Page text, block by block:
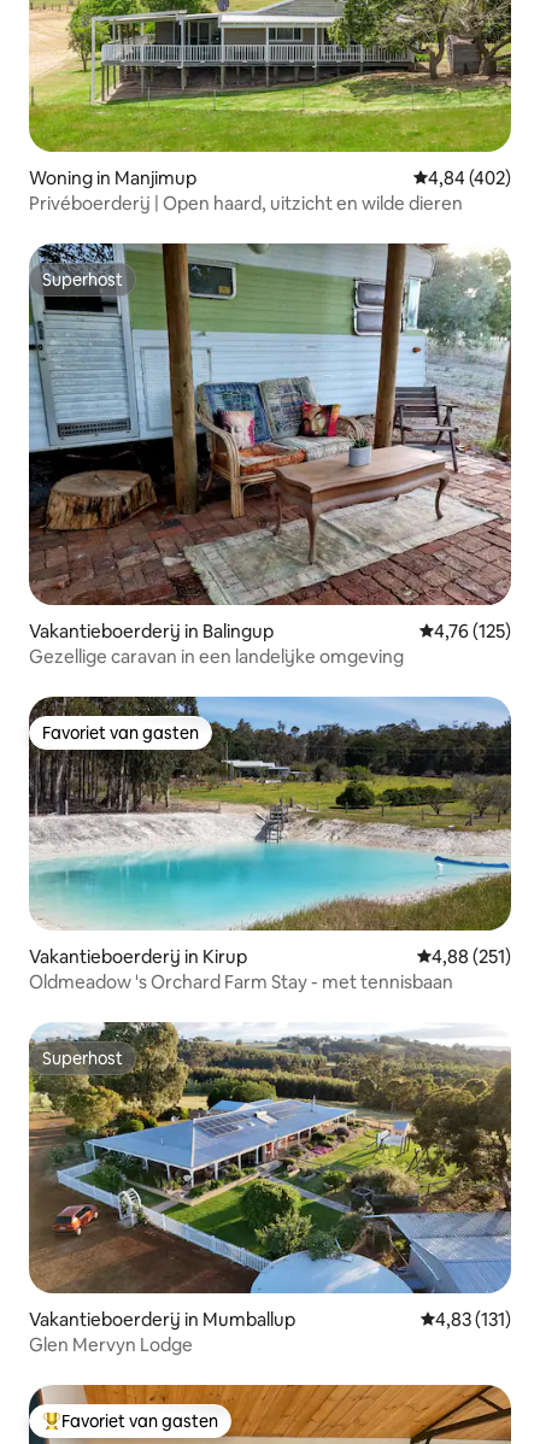
Woning in Manjimup Gemiddelde
4,84 (402)
Privéboerderij | Open haard, uitzicht en wilde dieren
Superhost
Superhost
Vakantieboerderij in Balingup Gemiddelde
4,76 (125)
Gezellige caravan in een landelijke omgeving
Favoriet van gasten
Favoriet van gasten
Vakantieboerderij in Kirup Gemiddelde
4,88 (251)
Oldmeadow 's Orchard Farm Stay - met tennisbaan
Superhost
Superhost
Vakantieboerderij in Mumballup Gemiddelde
4,83 (131)
Glen Mervyn Lodge
Topfavoriet van gasten
Favoriet van gasten